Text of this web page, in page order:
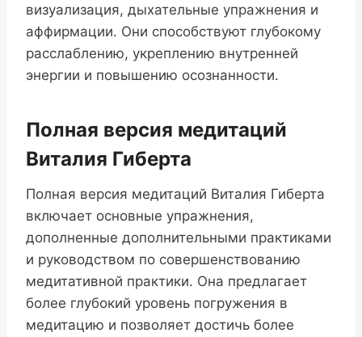
визуализация, дыхательные упражнения и
аффирмации. Они способствуют глубокому
расслаблению, укреплению внутренней
энергии и повышению осознанности.
Полная версия медитаций
Виталия Гиберта
Полная версия медитаций Виталия Гиберта
включает основные упражнения,
дополненные дополнительными практиками
и руководством по совершенствованию
медитативной практики. Она предлагает
более глубокий уровень погружения в
медитацию и позволяет достичь более